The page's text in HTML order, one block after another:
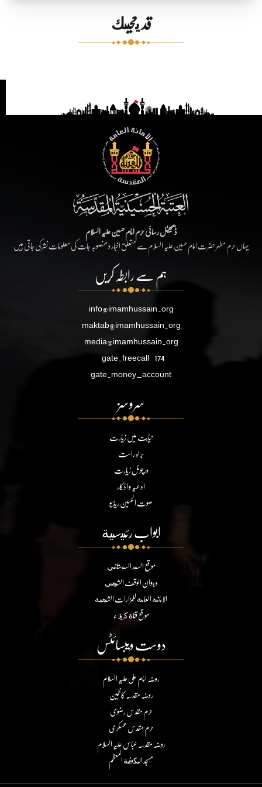
قد يعجبك
ڈیجیٹل رسائی حرم امام حسین علیہ السلام
یہاں حرم مطہر حضرت امام حسین علیہ السلام سے متعلق اخبار و منصوبہ جات کی معلومات نشر کی جاتی ہیں
ہم سے رابطہ کریں
info@imamhussain.org
maktab@imamhussain.org
media@imamhussain.org
gate.freecall 174
gate.money_account
سروسز
نیابت میں زیارت
براہ راست
ورچوئل زیارت
ادعیہ و اذکار
صوت الحسین ریڈیو
ابواب رئيسية
موقع السيد السيستاني
ديوان الوقف الشيعي
الامانة العامة للمزارات الشيعية
موقع قناة كربلاء
دوست ویبسائٹس
روضہ امام علی علیہ السلام
روضہ مقدسہ کاظمین
حرم مقدس رضوی
حرم مقدس عسکری
روضہ مقدسہ عباس علیہ السلام
مسجد الكوفة المعظم